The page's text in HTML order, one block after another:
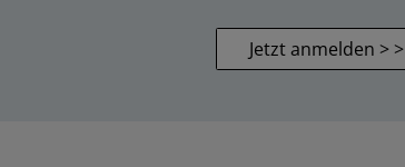
Jetzt anmelden > >